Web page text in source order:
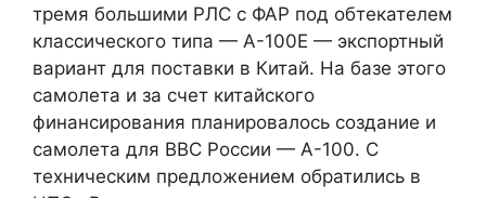
тремя большими РЛС с ФАР под обтекателем
классического типа — А-100Е — экспортный
вариант для поставки в Китай. На базе этого
самолета и за счет китайского
финансирования планировалось создание и
самолета для ВВС России — А-100. С
техническим предложением обратились в